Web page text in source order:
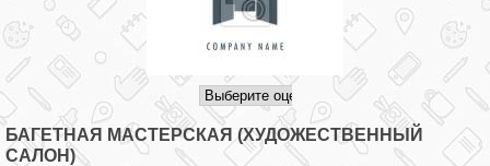
БАГЕТНАЯ МАСТЕРСКАЯ (ХУДОЖЕСТВЕННЫЙ
САЛОН)